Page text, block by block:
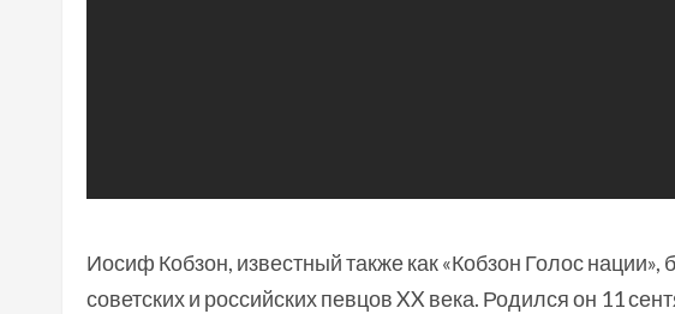
Иосиф Кобзон, известный также как «Кобзон Голос
советских и российских певцов XX века. Родился он 11